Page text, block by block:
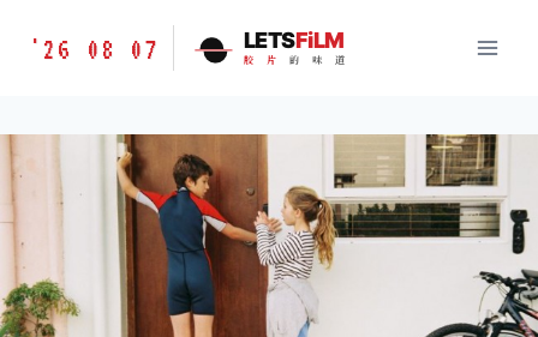
胶
味
LETSFILM
'26 08 07 LETSFiLM
胶 片 的 味 道